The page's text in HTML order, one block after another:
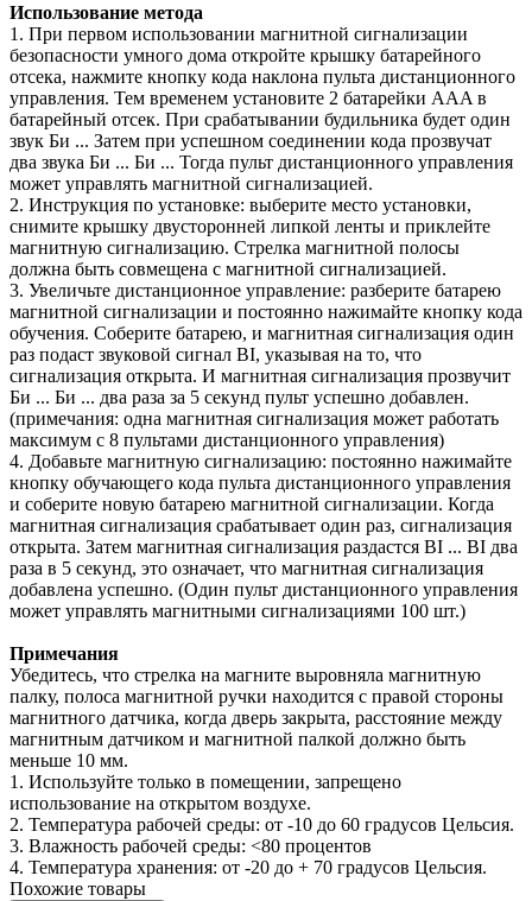
Использование метода
1. При первом использовании магнитной сигнализации
безопасности умного дома откройте крышку батарейного
отсека, нажмите кнопку кода наклона пульта дистанционного
управления. Тем временем установите 2 батарейки AAA в
батарейный отсек. При срабатывании будильника будет один
звук Би ... Затем при успешном соединении кода прозвучат
два звука Би ... Би ... Тогда пульт дистанционного управления
может управлять магнитной сигнализацией.
2. Инструкция по установке: выберите место установки,
снимите крышку двусторонней липкой ленты и приклейте
магнитную сигнализацию. Стрелка магнитной полосы
должна быть совмещена с магнитной сигнализацией.
3. Увеличьте дистанционное управление: разберите батарею
магнитной сигнализации и постоянно нажимайте кнопку кода
обучения. Соберите батарею, и магнитная сигнализация один
раз подаст звуковой сигнал BI, указывая на то, что
сигнализация открыта. И магнитная сигнализация прозвучит
Би ... Би ... два раза за 5 секунд пульт успешно добавлен.
(примечания: одна магнитная сигнализация может работать
максимум с 8 пультами дистанционного управления)
4. Добавьте магнитную сигнализацию: постоянно нажимайте
кнопку обучающего кода пульта дистанционного управления
и соберите новую батарею магнитной сигнализации. Когда
магнитная сигнализация срабатывает один раз, сигнализация
открыта. Затем магнитная сигнализация раздастся BI ... BI два
раза в 5 секунд, это означает, что магнитная сигнализация
добавлена ​​успешно. (Один пульт дистанционного управления
может управлять магнитными сигнализациями 100 шт.)
Примечания
Убедитесь, что стрелка на магните выровняла магнитную
палку, полоса магнитной ручки находится с правой стороны
магнитного датчика, когда дверь закрыта, расстояние между
магнитным датчиком и магнитной палкой должно быть
меньше 10 мм.
1. Используйте только в помещении, запрещено
использование на открытом воздухе.
2. Температура рабочей среды: от -10 до 60 градусов Цельсия.
3. Влажность рабочей среды: <80 процентов
4. Температура хранения: от -20 до + 70 градусов Цельсия.
Похожие товары